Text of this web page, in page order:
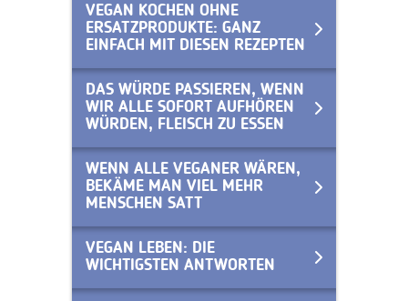
VEGAN KOCHEN OHNE
ERSATZPRODUKTE: GANZ
EINFACH MIT DIESEN REZEPTEN
DAS WÜRDE PASSIEREN, WENN
WIR ALLE SOFORT AUFHÖREN
WÜRDEN, FLEISCH ZU ESSEN
WENN ALLE VEGANER WÄREN,
BEKÄME MAN VIEL MEHR
MENSCHEN SATT
VEGAN LEBEN: DIE
WICHTIGSTEN ANTWORTEN